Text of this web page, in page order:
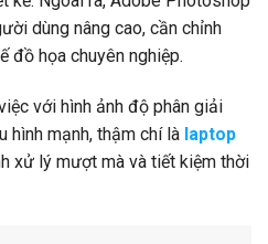
dùng nâng cao, cần chỉnh
đồ họa chuyên nghiệp.
với hình ảnh độ phân giải
hình mạnh, thậm chí là laptop
xử lý mượt mà và tiết kiệm thời